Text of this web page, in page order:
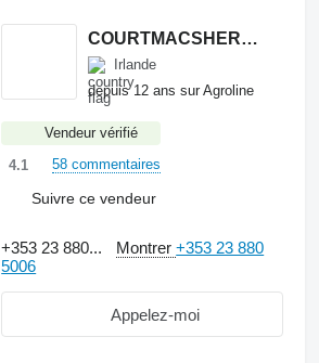
COURTMACSHERRY MACHINERY LTD
Irlande
depuis 12 ans sur Agroline
Vendeur vérifié
4.1
58 commentaires
Suivre ce vendeur
+353 23 880... Montrer+353 23 880
5006
Appelez-moi